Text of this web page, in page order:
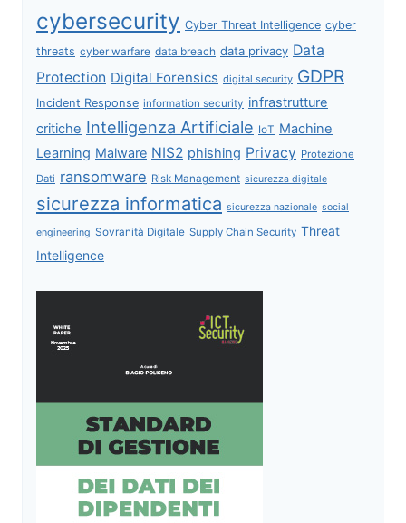
cybersecurity Cyber Threat Intelligence cyber
threats cyber warfare data breach data privacy Data
Protection Digital Forensics digital security GDPR
Incident Response information security infrastrutture
critiche Intelligenza Artificiale IoT Machine
Learning Malware NIS2 phishing Privacy Protezione
Dati ransomware Risk Management sicurezza digitale
sicurezza informatica sicurezza nazionale social
engineering Sovranità Digitale Supply Chain Security Threat
Intelligence